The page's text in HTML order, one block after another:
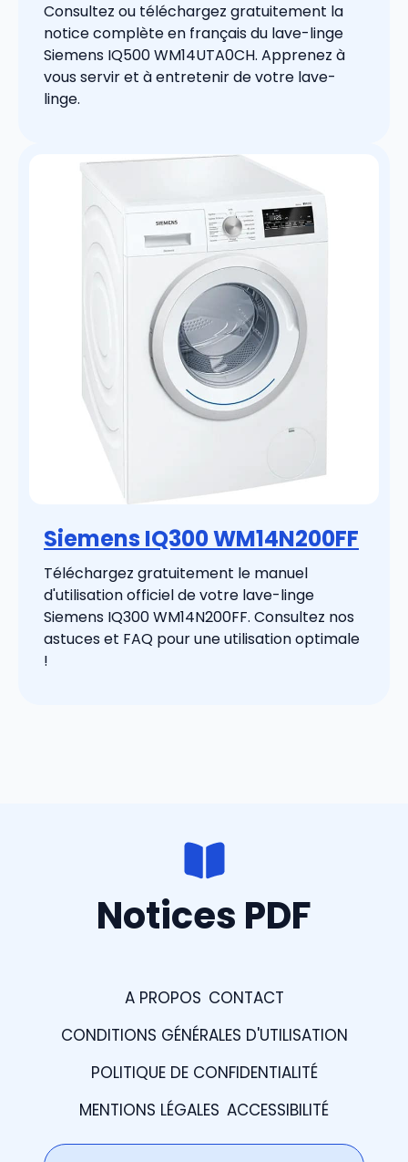
Consultez ou téléchargez gratuitement la
notice complète en français du lave-linge
Siemens IQ500 WM14UTA0CH. Apprenez à
vous servir et à entretenir de votre lave-
linge.
Siemens IQ300 WM14N200FF
Téléchargez gratuitement le manuel
d'utilisation officiel de votre lave-linge
Siemens IQ300 WM14N200FF. Consultez nos
astuces et FAQ pour une utilisation optimale
!
Notices PDF
A PROPOS CONTACT
CONDITIONS GÉNÉRALES D'UTILISATION
POLITIQUE DE CONFIDENTIALITÉ
MENTIONS LÉGALES ACCESSIBILITÉ